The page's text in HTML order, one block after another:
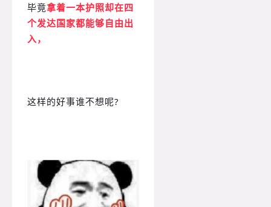
毕竟拿着一本护照却在四
个发达国家都能够自由出
入，
这样的好事谁不想呢?